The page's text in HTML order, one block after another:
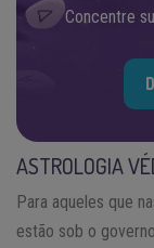
Concentre
ASTROLOGIA
Para aqueles que
estão sob o